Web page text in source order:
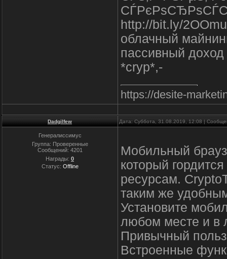
http://bit.ly/
облачный
пассивный
*cryp*,-
https://desite-
Dadgilfew Дата: Суббота, 31.08.2019, 12:08 |
Генералиссимус
Группа: Проверенные
Сообщений: 4201
Награды: 0
Статус: Offline
Мобильный
который
ресурсам.
таким же
Установите
любом месте и в
Привычный
Встроенные